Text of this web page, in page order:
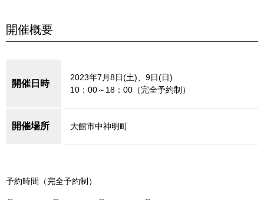
開催概要
開催日時
2023年7月8日(土)、9日(日)
10：00～18：00（完全予約制）
開催場所 大館市中神明町
予約時間（完全予約制）